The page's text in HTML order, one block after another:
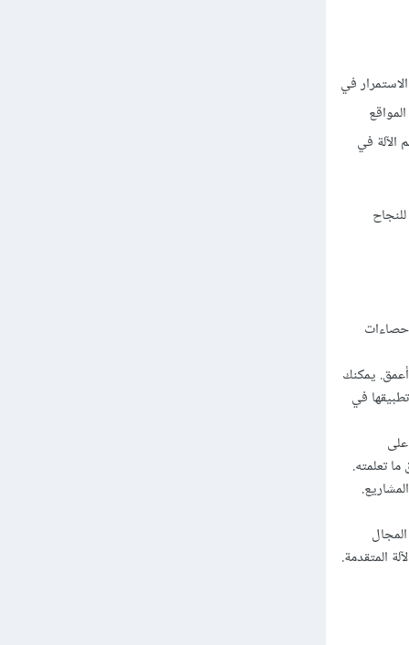
في
في
أعمق. يمكنك
في
تعلمته.
المتقدمة.